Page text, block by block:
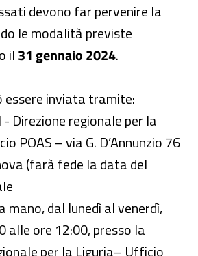
devono far pervenire la
le modalità previste
il31 gennaio 2024.
essere inviata tramite:
Direzione regionale per la
POAS – via G. D’Annunzio 76
(farà fede la data del
mano, dal lunedì al venerdì,
alle ore 12:00, presso la
per la Liguria– Ufficio